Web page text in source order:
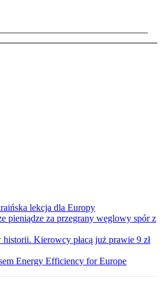
lekcja dla Europy
pieniądze za przegrany węglowy spór z
Kierowcy płacą już prawie 9 zł
Energy Efficiency for Europe